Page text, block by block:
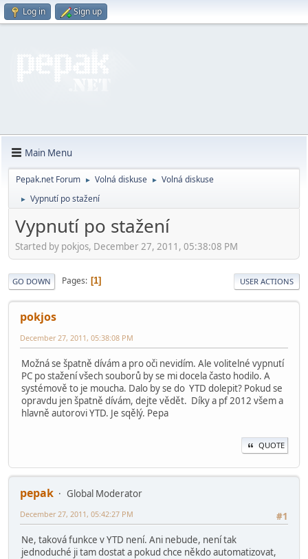
Log in Sign up
Main Menu
Pepak.net Forum ► Volná diskuse ► Volná diskuse
► Vypnutí po stažení
Vypnutí po stažení
Started by pokjos, December 27, 2011, 05:38:08 PM
GO DOWN Pages 1 USER ACTIONS
pokjos
December 27, 2011, 05:38:08 PM
Možná se špatně dívám a pro oči nevidím. Ale volitelné vypnutí
PC po stažení všech souborů by se mi docela často hodilo. A
systémově to je moucha. Dalo by se do YTD dolepit? Pokud se
opravdu jen špatně dívám, dejte vědět. Díky a pf 2012 všem a
hlavně autorovi YTD. Je sqělý. Pepa
QUOTE
pepak
Global Moderator
#1
December 27, 2011, 05:42:27 PM
Ne, taková funkce v YTD není. Ani nebude, není tak
jednoduché ji tam dostat a pokud chce někdo automatizovat,